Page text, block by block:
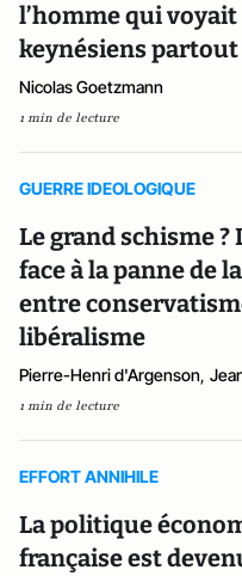
l’homme qui voyait
keynésiens partout
Nicolas Goetzmann
1 min de lecture
GUERRE IDEOLOGIQUE
Le grand schisme ?
face à la panne de
entre
libéralisme
Pierre-Henri d'Argenson,
1 min de lecture
EFFORT ANNIHILE
La politique
française est